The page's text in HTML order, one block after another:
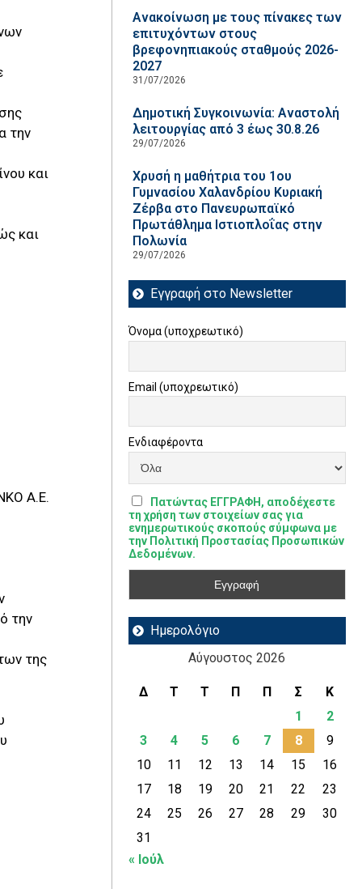
την
και
και
Α.Ε.
την
της
Ανακοίνωση με τους πίνακες των
επιτυχόντων στους
βρεφονηπιακούς σταθμούς 2026-
2027
31/07/2026
Δημοτική Συγκοινωνία: Αναστολή
λειτουργίας από 3 έως 30.8.26
29/07/2026
Χρυσή η μαθήτρια του 1ου
Γυμνασίου Χαλανδρίου Κυριακή
Ζέρβα στο Πανευρωπαϊκό
Πρωτάθλημα Ιστιοπλοΐας στην
Πολωνία
29/07/2026
Εγγραφή στο Newsletter
Όνομα (υποχρεωτικό)
Email (υποχρεωτικό)
Ενδιαφέροντα
Πατώντας ΕΓΓΡΑΦΗ, αποδέχεστε
τη χρήση των στοιχείων σας για
ενημερωτικούς σκοπούς σύμφωνα με
την Πολιτική Προστασίας Προσωπικών
Δεδομένων.
Ημερολόγιο
Αύγουστος 2026
Δ Τ Τ Π Π Σ
Κ
1
2
3
4 5 6 7 8
9
10
11 12 13 14 15
16
17
18 19 20 21 22
23
24
25 26 27 28 29
30
31
« Ιούλ